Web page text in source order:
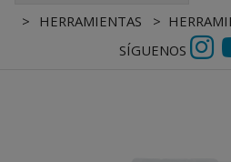
HERRAMIENTAS
SÍGUENOS